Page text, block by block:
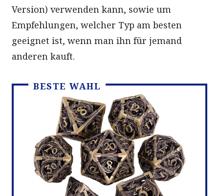
Version) verwenden kann, sowie um
Empfehlungen, welcher Typ am besten
geeignet ist, wenn man ihn für jemand
anderen kauft.
BESTE WAHL